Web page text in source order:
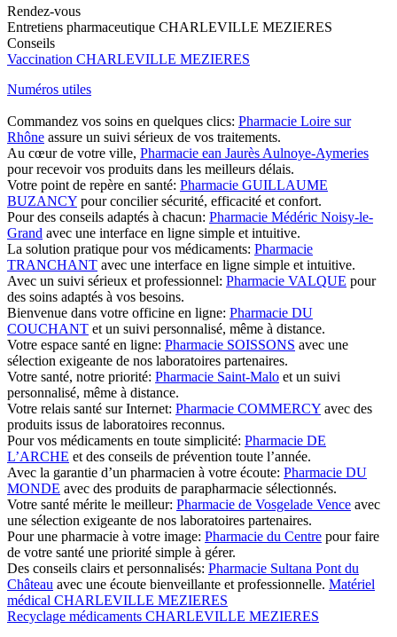
Rendez-vous
Entretiens pharmaceutique CHARLEVILLE MEZIERES
Conseils
Vaccination CHARLEVILLE MEZIERES
Numéros utiles
Commandez vos soins en quelques clics: Pharmacie Loire sur
Rhône assure un suivi sérieux de vos traitements.
Au cœur de votre ville, Pharmacie ean Jaurès Aulnoye-Aymeries
pour recevoir vos produits dans les meilleurs délais.
Votre point de repère en santé: Pharmacie GUILLAUME
BUZANCY pour concilier sécurité, efficacité et confort.
Pour des conseils adaptés à chacun: Pharmacie Médéric Noisy-le-
Grand avec une interface en ligne simple et intuitive.
La solution pratique pour vos médicaments: Pharmacie
TRANCHANT avec une interface en ligne simple et intuitive.
Avec un suivi sérieux et professionnel: Pharmacie VALQUE pour
des soins adaptés à vos besoins.
Bienvenue dans votre officine en ligne: Pharmacie DU
COUCHANT et un suivi personnalisé, même à distance.
Votre espace santé en ligne: Pharmacie SOISSONS avec une
sélection exigeante de nos laboratoires partenaires.
Votre santé, notre priorité: Pharmacie Saint-Malo et un suivi
personnalisé, même à distance.
Votre relais santé sur Internet: Pharmacie COMMERCY avec des
produits issus de laboratoires reconnus.
Pour vos médicaments en toute simplicité: Pharmacie DE
L’ARCHE et des conseils de prévention toute l’année.
Avec la garantie d’un pharmacien à votre écoute: Pharmacie DU
MONDE avec des produits de parapharmacie sélectionnés.
Votre santé mérite le meilleur: Pharmacie de Vosgelade Vence avec
une sélection exigeante de nos laboratoires partenaires.
Pour une pharmacie à votre image: Pharmacie du Centre pour faire
de votre santé une priorité simple à gérer.
Des conseils clairs et personnalisés: Pharmacie Sultana Pont du
Château avec une écoute bienveillante et professionnelle. Matériel
médical CHARLEVILLE MEZIERES
Recyclage médicaments CHARLEVILLE MEZIERES